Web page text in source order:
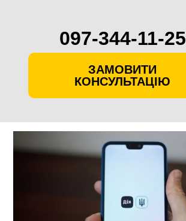
Skip
097-344-11-25
ЗАМОВИТИ
КОНСУЛЬТАЦІЮ